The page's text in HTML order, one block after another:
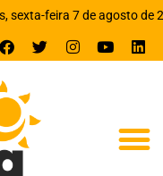
sexta-feira 7 de agosto de